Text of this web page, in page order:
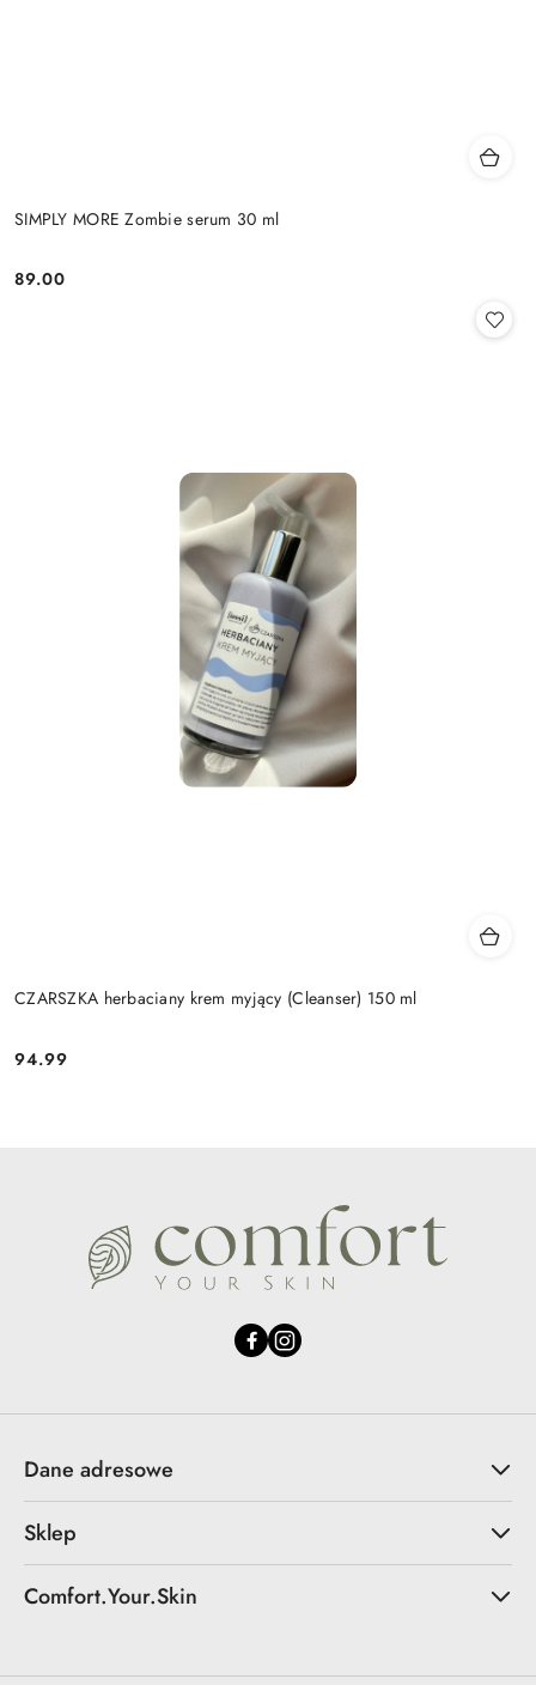
SIMPLY MORE Zombie serum 30 ml
Cena:
89.00
CZARSZKA herbaciany krem myjący (Cleanser) 150 ml
Cena:
94.99
Dane adresowe
Sklep
Comfort.Your.Skin